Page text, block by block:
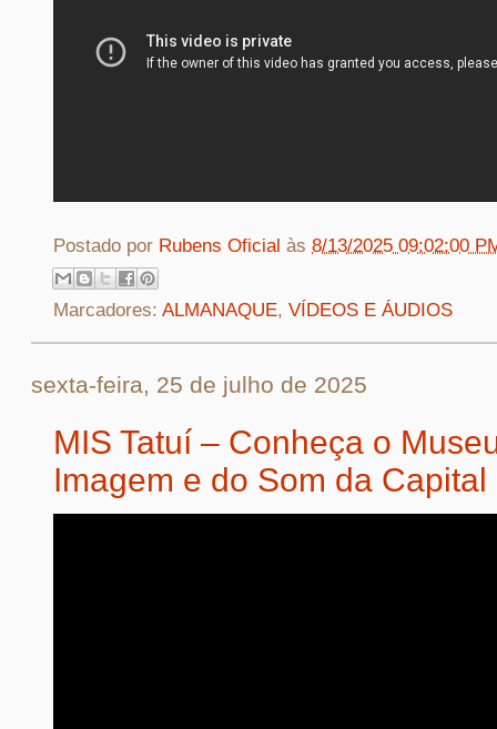
Postado por Rubens Oficial às 8/13/2025 09:02:00
Marcadores: ALMANAQUE, VÍDEOS E ÁUDIOS
sexta-feira, 25 de julho de 2025
MIS Tatuí – Conheça o
Imagem e do Som da